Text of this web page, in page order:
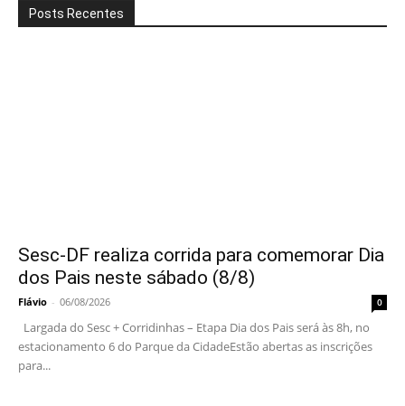
Posts Recentes
Sesc-DF realiza corrida para comemorar Dia
dos Pais neste sábado (8/8)
Flávio - 06/08/2026 0
Largada do Sesc + Corridinhas – Etapa Dia dos Pais será às 8h, no
estacionamento 6 do Parque da CidadeEstão abertas as inscrições
para...